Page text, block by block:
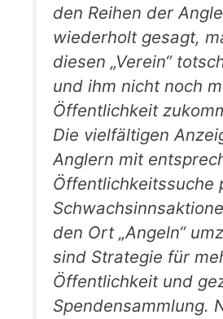
den Reihen der
wiederholt gesagt,
diesen „Verein“
und ihm nicht noch
Öffentlichkeit
Die vielfältigen
Anglern mit
Öffentlichkeitssuche
den Ort „Angeln“
sind Strategie für
Öffentlichkeit und
Spendensammlung.